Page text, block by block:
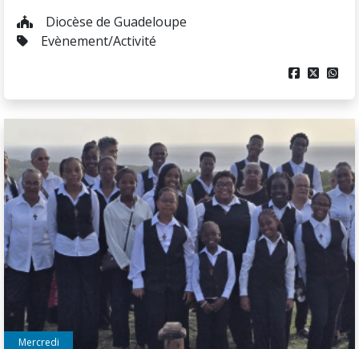
Diocèse de Guadeloupe
Evènement/Activité
  
Mercredi